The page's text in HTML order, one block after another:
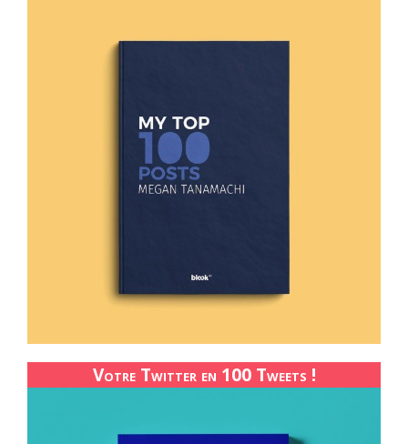
Votre Twitter en 100 Tweets !